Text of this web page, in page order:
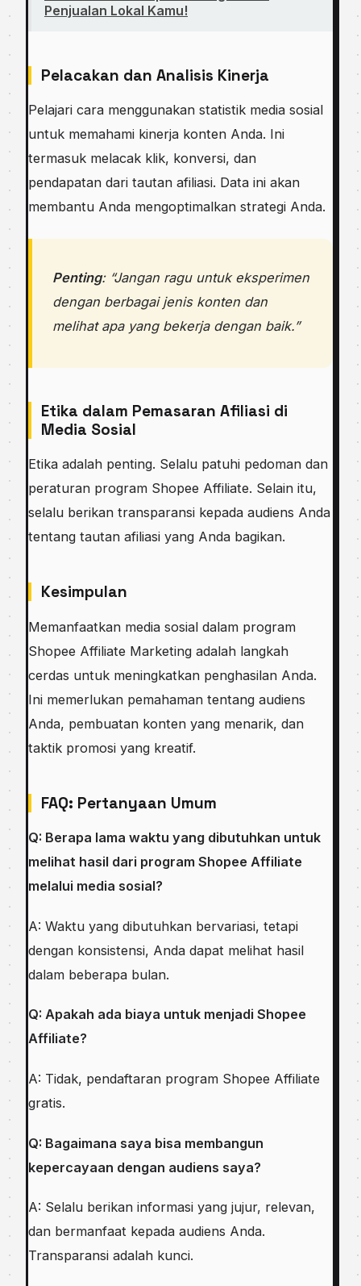
Penjualan Lokal Kamu!
Pelacakan dan Analisis Kinerja
Pelajari cara menggunakan statistik media sosial
untuk memahami kinerja konten Anda. Ini
termasuk melacak klik, konversi, dan
pendapatan dari tautan afiliasi. Data ini akan
membantu Anda mengoptimalkan strategi Anda.
Penting: “Jangan ragu untuk eksperimen
dengan berbagai jenis konten dan
melihat apa yang bekerja dengan baik.”
Etika dalam Pemasaran Afiliasi di
Media Sosial
Etika adalah penting. Selalu patuhi pedoman dan
peraturan program Shopee Affiliate. Selain itu,
selalu berikan transparansi kepada audiens Anda
tentang tautan afiliasi yang Anda bagikan.
Kesimpulan
Memanfaatkan media sosial dalam program
Shopee Affiliate Marketing adalah langkah
cerdas untuk meningkatkan penghasilan Anda.
Ini memerlukan pemahaman tentang audiens
Anda, pembuatan konten yang menarik, dan
taktik promosi yang kreatif.
FAQ: Pertanyaan Umum
Q: Berapa lama waktu yang dibutuhkan untuk
melihat hasil dari program Shopee Affiliate
melalui media sosial?
A: Waktu yang dibutuhkan bervariasi, tetapi
dengan konsistensi, Anda dapat melihat hasil
dalam beberapa bulan.
Q: Apakah ada biaya untuk menjadi Shopee
Affiliate?
A: Tidak, pendaftaran program Shopee Affiliate
gratis.
Q: Bagaimana saya bisa membangun
kepercayaan dengan audiens saya?
A: Selalu berikan informasi yang jujur, relevan,
dan bermanfaat kepada audiens Anda.
Transparansi adalah kunci.